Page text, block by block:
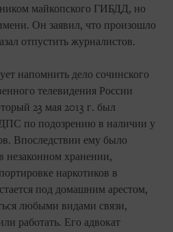
майкопского ГИБДД, но
Он заявил, что произошло
отпустить журналистов.
напомнить дело сочинского
телевидения России
23 мая 2013 г. был
по подозрению в наличии у
Впоследствии ему было
незаконном хранении,
наркотиков в
под домашним арестом,
любыми видами связи,
работать. Его адвокат